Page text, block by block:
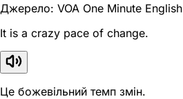
Джерело: VOA One Minute English
It is a crazy pace of change.
Це божевільний темп змін.